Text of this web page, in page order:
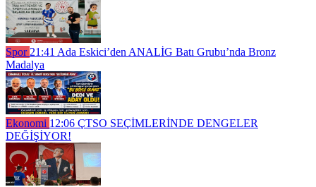
Spor 21:41 Ada Eskici’den ANALİG Batı Grubu’nda Bronz
Madalya
Ekonomi 12:06 ÇTSO SEÇİMLERİNDE DENGELER
DEĞİŞİYOR!